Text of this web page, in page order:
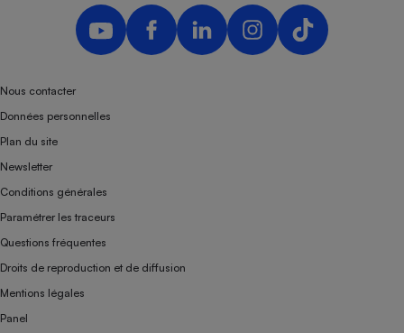
Nous contacter
Données personnelles
Plan du site
Newsletter
Conditions générales
Paramétrer les traceurs
Questions fréquentes
Droits de reproduction et de diffusion
Mentions légales
Panel